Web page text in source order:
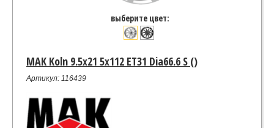
выберите цвет:
MAK Koln 9.5x21 5x112 ET31 Dia66.6 S ()
Артикул: 116439